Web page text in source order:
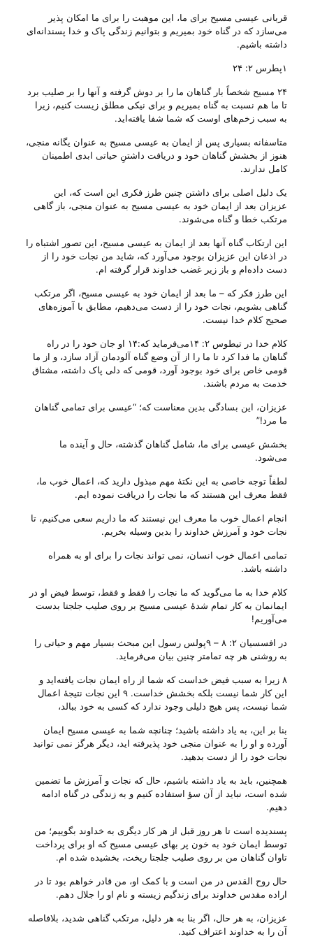
قربانی عیسی مسیح برای ما، این موهبت را برای ما امکان پذیر
می‌‌سازد که در گناه خود بمیریم و بتوانیم زندگی پاک و خدا پسندانه‌ای
داشته باشیم.
۱پطرس ۲: ۲۴
۲۴ مسیح شخصاً بار گناهان ما را بر دوش گرفته و آنها را بر صلیب برد
تا ما هم نسبت به گناه بمیریم و برای نیکی مطلق زیست کنیم، زیرا
به سبب زخم‌های اوست که شما شفا یافته‌اید‌.
متاسفانه بسیاری پس از ایمان به عیسی مسیح به عنوان یگانه منجی،
هنوز از بخشش گناهان خود و دریافت داشتنِ حیاتی ابدی اطمینان
کامل ندارند.
یک دلیل اصلی برای داشتن چنین طرز فکری این است که، این
عزیزان بعد از ایمان خود به عیسی مسیح به عنوان منجی، باز گاهی
مرتکب خطا و گناه می‌‌شوند.
این ارتکاب گناه آنها بعد از ایمان به عیسی مسیح، این تصور اشتباه را
در اذعان این عزیزان بوجود می‌‌آورد که، شاید من نجات خود را از
دست داده‌ام و باز زیر غضب خداوند قرار گرفته ام.
این طرز فکر که – ما بعد از ایمان خود به عیسی مسیح، اگر مرتکب
گناهی بشویم، نجات خود را از دست می‌‌دهیم، مطابق با آموزه‌های
صحیح کلام خدا نیست.
کلام خدا در تیطوس ۲: ۱۴می‌‌فرماید که:۱۴ او جان خود را در راه
گناهان ما فدا کرد تا ما را از آن وضع گناه آلودمان آزاد سازد، و از ما
قومی خاص برای خود بوجود آورد، قومی که دلی پاک داشته، مشتاق
خدمت به مردم باشند.
عزیزان، این بسادگی بدین معناست که؛ “عیسی برای تمامی گناهان
ما مرد!”
بخشش عیسی برای ما، شامل گناهان گذشته، حال و آینده ما
می‌‌شود.
لطفاً توجه خاصی به این نکتهٔ مهم مبذول دارید که، اعمال خوب ما،
فقط معرف این هستند که ما نجات را دریافت نموده ایم.
انجام اعمال خوب ما معرف این نیستند که ما داریم سعی می‌‌کنیم، تا
نجات خود و آمرزش خداوند را بدین وسیله بخریم.
تمامی اعمال خوب انسان، نمی تواند نجات را برای او به همراه
داشته باشد.
کلام خدا به ما می‌‌گوید که ما نجات را فقط و فقط، توسط فیض او در
ایمانمان به کار تمام شدهٔ عیسی مسیح بر روی صلیب جلجتا بدست
می‌‌آوریم!
در افسسیان ۲: ۸ – ۹پولس رسول این مبحث بسیار مهم و حیاتی را
به روشنی هر چه تمامتر چنین بیان می‌‌فرماید.
۸ زیرا به سبب فیض خداست که شما از راه ایمان نجات یافته‌اید و
این کار شما نیست بلکه بخشش خداست‌. ۹ این نجات نتیجۀ اعمال
شما نیست، پس هیچ دلیلی وجود ندارد که کسی به خود ببالد،
بنا بر این، به یاد داشته باشید؛ چنانچه شما به عیسی مسیح ایمان
آورده و او را به عنوان منجی خود پذیرفته اید، دیگر هرگز نمی توانید
نجات خود را از دست بدهید.
همچنین، باید به یاد داشته باشیم، حال که نجات و آمرزش ما تضمین
شده است، نباید از آن سؤ استفاده کنیم و به زندگی در گناه ادامه
دهیم.
پسندیده است تا هر روز قبل از هر کار دیگری به خداوند بگوییم؛ من
توسط ایمان خود به خون پر بهای عیسی مسیح که او برای پرداخت
تاوان گناهان من بر روی صلیب جلجتا ریخت، بخشیده شده ام.
حال روح القدس در من است و با کمک او، من قادر خواهم بود تا در
اراده مقدس خداوند برای زندگیم زیسته و نام او را جلال دهم.
عزیزان، به هر حال، اگر بنا به هر دلیل، مرتکب گناهی شدید، بلافاصله
آن را به خداوند اعتراف کنید.